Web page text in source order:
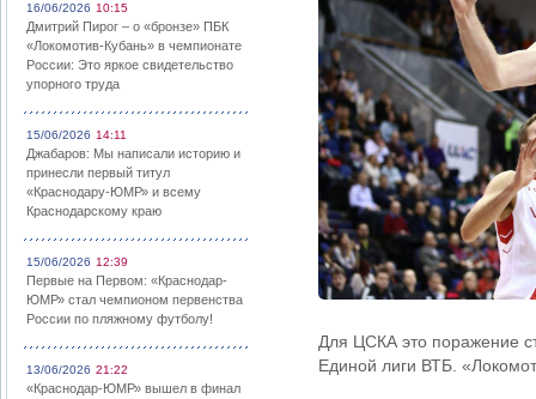
16/06/2026 10:15
Дмитрий Пирог – о «бронзе» ПБК
«Локомотив-Кубань» в чемпионате
России: Это яркое свидетельство
упорного труда
15/06/2026 14:11
Джабаров: Мы написали историю и
принесли первый титул
«Краснодару-ЮМР» и всему
Краснодарскому краю
15/06/2026 12:39
Первые на Первом: «Краснодар-
ЮМР» стал чемпионом первенства
России по пляжному футболу!
13/06/2026 21:22
«Краснодар-ЮМР» вышел в финал
Для ЦСКА это поражение
Единой лиги ВТБ.